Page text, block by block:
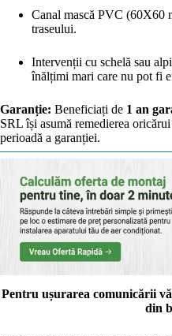
Canal mască PVC (60X60
traseului.
Intervenții cu schelă sau
înălțimi mari care nu pot fi
Garanție: Beneficiați de 1 an
SRL își asumă remedierea
perioadă a garanției.
Pentru ușurarea comunicării
din